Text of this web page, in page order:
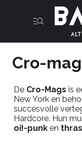
Cro-
De Cro-Mags is
New York en
succesvolle
Hardcore. Hun
oi!-punk en